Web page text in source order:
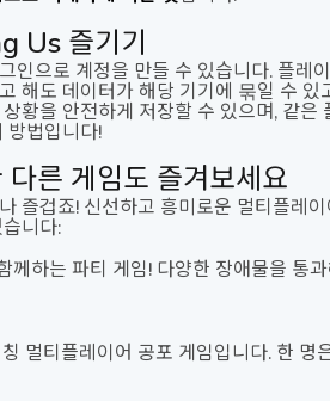
Us 즐기기
인으로 계정을 만들 수 있습니다. 플
해도 데이터가 해당 기기에 묶일 수
황을 안전하게 저장할 수 있으며, 같
방법입니다!
른 게임도 즐겨보세요
즐겁죠! 신선하고 흥미로운 멀티플레
니다:
께하는 파티 게임! 다양한 장애물을 통
멀티플레이어 공포 게임입니다. 한